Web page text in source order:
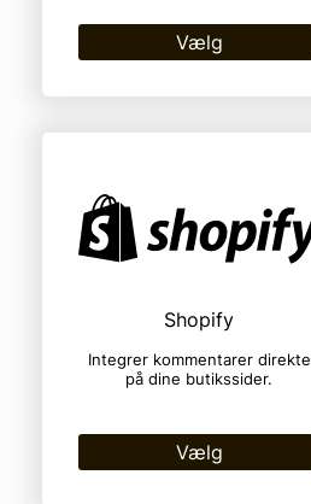
Vælg
Shopify
Integrer kommentarer direkte
på dine butikssider.
Vælg